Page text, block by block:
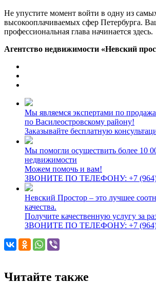
Не упустите момент войти в одну из
высокооплачиваемых сфер Петербурга.
профессиональная глава начинается здесь.
Агентство недвижимости «Невский
Мы являемся экспертами по
по Василеостровскому району!
Заказывайте бесплатную
Мы помогли осуществить более 10
недвижимости
Можем помочь и вам!
ЗВОНИТЕ ПО ТЕЛЕФОНУ: +7 (964)
Невский Простор – это лучшее
качества.
Получите качественную услугу за
ЗВОНИТЕ ПО ТЕЛЕФОНУ: +7 (964)
Читайте также